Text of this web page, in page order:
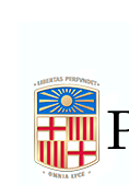
contenu
principal
menu